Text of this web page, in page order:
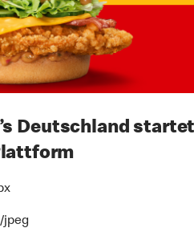
Deutschland startet
jpeg